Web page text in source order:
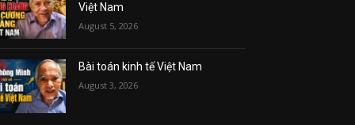
Việt Nam
August 5, 2026
Bài toán kinh tế Việt Nam
August 3, 2026